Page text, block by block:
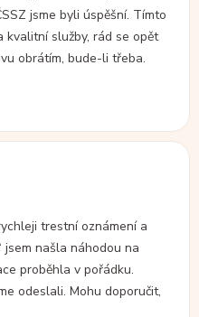
jsme byli úspěšní. Tímto
kvalitní služby, rád se opět
bude-li třeba.
trestní oznámení a
jsem našla náhodou na
proběhla v pořádku.
odeslali. Mohu doporučit,